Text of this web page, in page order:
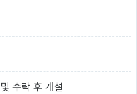
수락 후 개설